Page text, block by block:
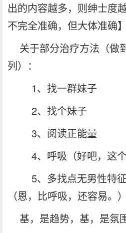
出的内容越多，则绅士度
不完全准确，但大体准确】
关于部分治疗方法（做
列）：
1、找一群妹子
2、找个妹子
3、阅读正能量
4、呼吸（好吧，这个
5、多找点无男性特征
（恩，比呼吸，还容易。）
基，是趋势，基，是氛